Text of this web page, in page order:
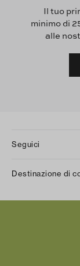
Il tuo
minimo di
alle
Seguici
Twitter
Destinazione di